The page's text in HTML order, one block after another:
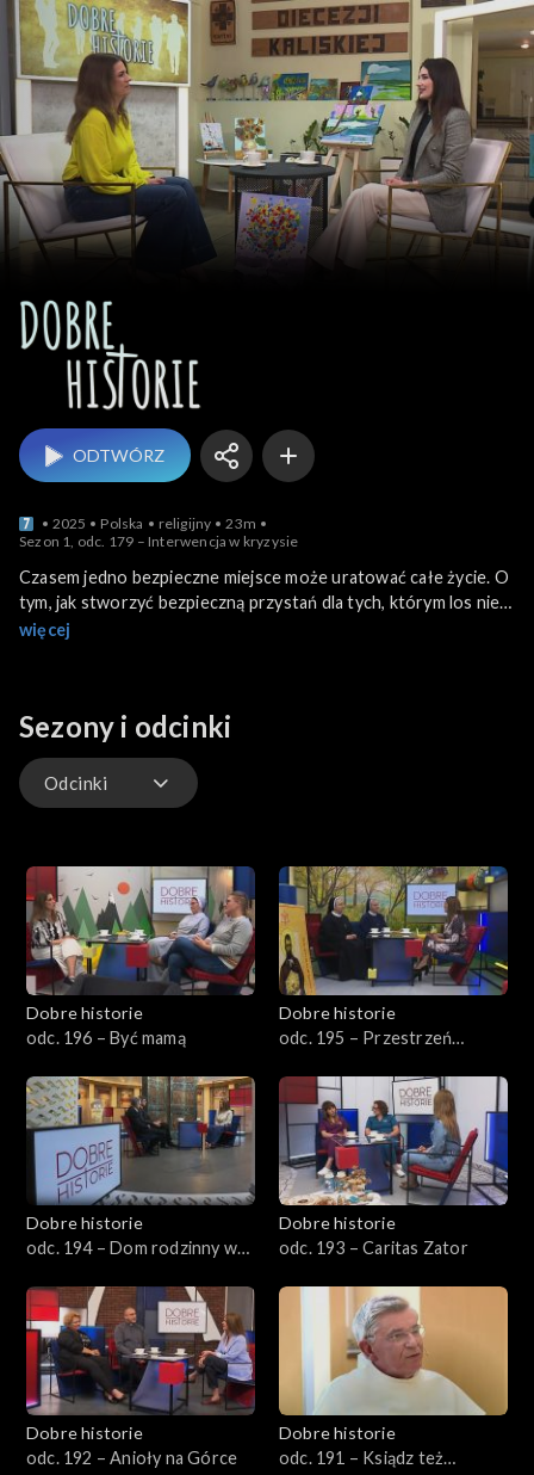
Dobre historie
ODTWÓRZ
2025 Polska religijny
23m
Sezon 1, odc. 179 – Interwencja w kryzysie
Czasem jedno bezpieczne miejsce może uratować całe życie. O
tym, jak stworzyć bezpieczną przystań dla tych, którym los nie
szczędzi trudności, porozmawiamy w mobilnym studio Dobrych
więcej
Sezony i odcinki
Odcinki
Dobre historie
odc. 196 – Być mamą
Dobre historie
odc. 195 – Przestrzeń
Dobre historie
odc. 194 – Dom rodzinny w
Dobre historie
odc. 193 – Caritas Zator
Dobre historie
odc. 192 – Anioły na Górce
Dobre historie
odc. 191 – Ksiądz też